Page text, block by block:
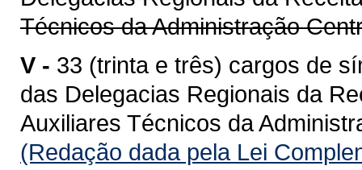
Técnicos da Administração
V - 33 (trinta e três) cargos de
das Delegacias Regionais da
Auxiliares Técnicos da
(Redação dada pela Lei